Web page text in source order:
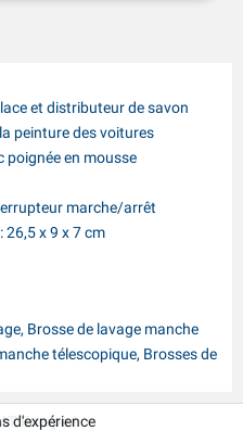
et distributeur de savon
peinture des voitures
poignée en mousse
marche/arrêt
26,5 x 9 x 7 cm
Brosse de lavage manche
télescopique, Brosses de
Europe !
d'expérience